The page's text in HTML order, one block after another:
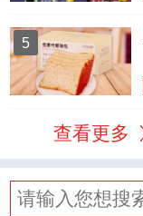
5
查看更多